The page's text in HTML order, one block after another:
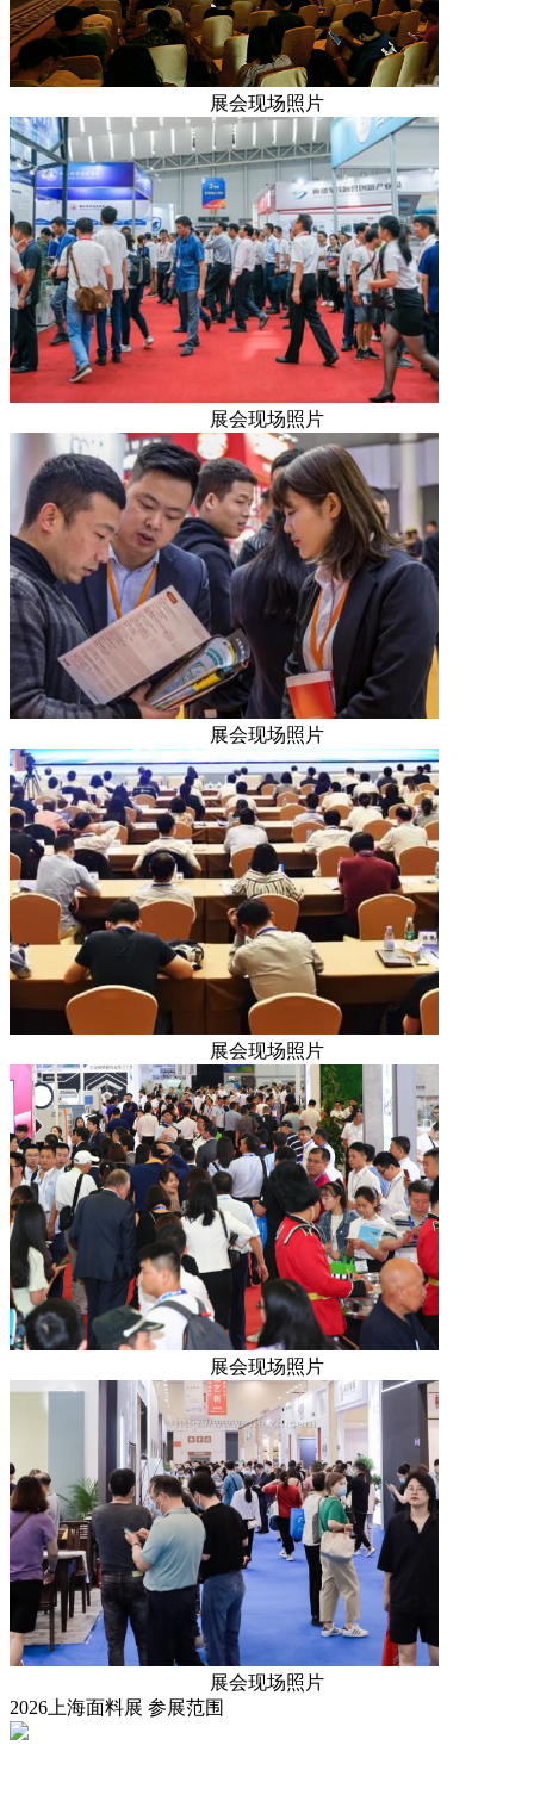
展会现场照片
展会现场照片
展会现场照片
展会现场照片
展会现场照片
展会现场照片
2026上海面料展 参展范围